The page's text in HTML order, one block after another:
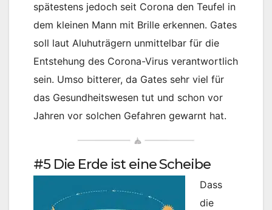
spätestens jedoch seit Corona den Teufel in
dem kleinen Mann mit Brille erkennen. Gates
soll laut Aluhuträgern unmittelbar für die
Entstehung des Corona-Virus verantwortlich
sein. Umso bitterer, da Gates sehr viel für
das Gesundheitswesen tut und schon vor
Jahren vor solchen Gefahren gewarnt hat.
#5 Die Erde ist eine Scheibe
Dass
die